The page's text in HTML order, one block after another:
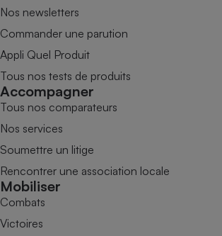
Nos newsletters
Commander une parution
Appli Quel Produit
Tous nos tests de produits
Accompagner
Tous nos comparateurs
Nos services
Soumettre un litige
Rencontrer une association locale
Mobiliser
Combats
Victoires